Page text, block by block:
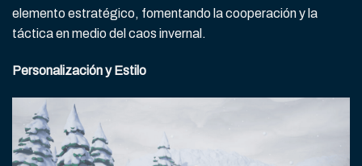
elemento estratégico, fomentando la cooperación y la
táctica en medio del caos invernal.
Personalización y Estilo